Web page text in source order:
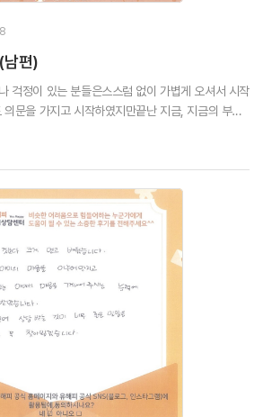
남편)
걱정이 있는 분들은스스럼 없이 가볍게 오셔서 시작
문을 가지고 시작하였지만끝난 지금, 지금의 부부